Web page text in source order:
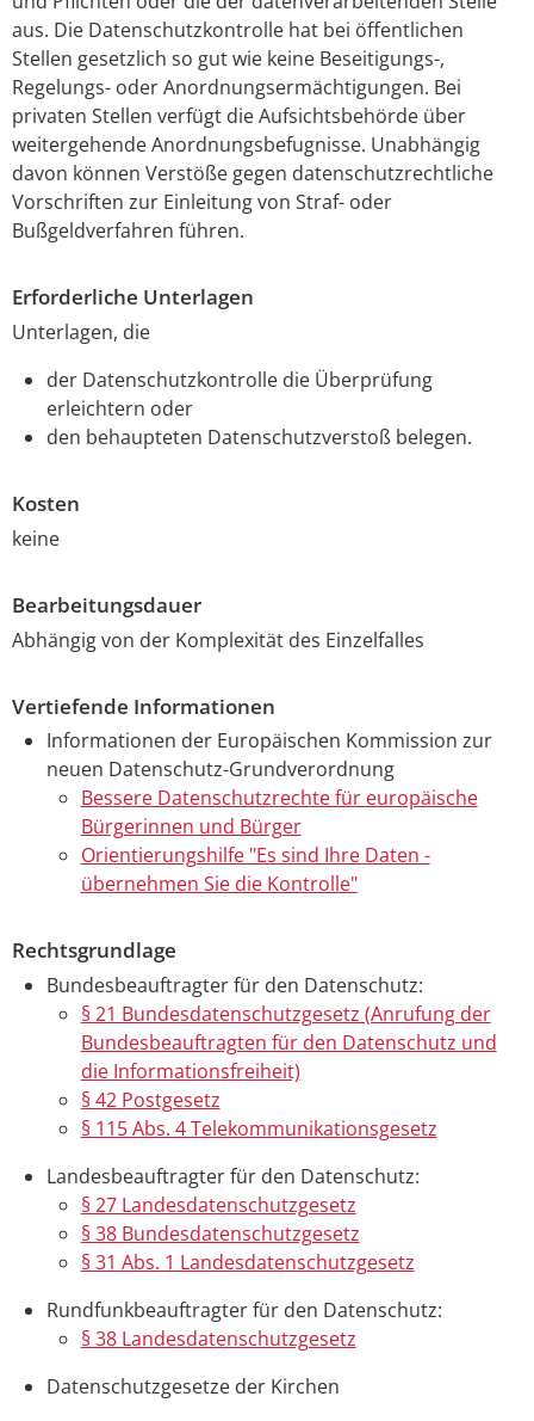
aus. Die Datenschutzkontrolle hat bei öffentlichen
Stellen gesetzlich so gut wie keine Beseitigungs-,
Regelungs- oder Anordnungsermächtigungen. Bei
privaten Stellen verfügt die Aufsichtsbehörde über
weitergehende Anordnungsbefugnisse. Unabhängig
davon können Verstöße gegen datenschutzrechtliche
Vorschriften zur Einleitung von Straf- oder
Bußgeldverfahren führen.
Erforderliche Unterlagen
Unterlagen, die
der Datenschutzkontrolle die Überprüfung
erleichtern oder
den behaupteten Datenschutzverstoß belegen.
Kosten
keine
Bearbeitungsdauer
Abhängig von der Komplexität des Einzelfalles
Vertiefende Informationen
Informationen der Europäischen Kommission zur
neuen Datenschutz-Grundverordnung
Bessere Datenschutzrechte für europäische
Bürgerinnen und Bürger
Orientierungshilfe "Es sind Ihre Daten -
übernehmen Sie die Kontrolle"
Rechtsgrundlage
Bundesbeauftragter für den Datenschutz:
§ 21 Bundesdatenschutzgesetz (Anrufung der
Bundesbeauftragten für den Datenschutz und
die Informationsfreiheit)
§ 42 Postgesetz
§ 115 Abs. 4 Telekommunikationsgesetz
Landesbeauftragter für den Datenschutz:
§ 27 Landesdatenschutzgesetz
§ 38 Bundesdatenschutzgesetz
§ 31 Abs. 1 Landesdatenschutzgesetz
Rundfunkbeauftragter für den Datenschutz:
§ 38 Landesdatenschutzgesetz
Datenschutzgesetze der Kirchen